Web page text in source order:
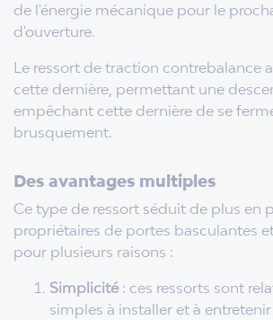
de l'énergie mécanique pour le
d'ouverture.
Le ressort de traction contrebalance
cette dernière, permettant une
empêchant cette dernière de se
brusquement.
Des avantages multiples
Ce type de ressort séduit de plus en
propriétaires de portes basculantes
pour plusieurs raisons :
Simplicité: ces ressorts sont
simples à installer et à